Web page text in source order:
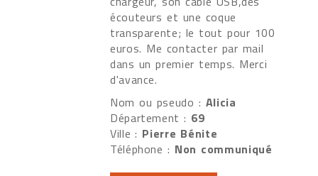
écouteurs et une coque
transparente; le tout pour 100
euros. Me contacter par mail
dans un premier temps. Merci
d'avance.
Nom ou pseudo : Alicia
Département : 69
Ville : Pierre Bénite
Téléphone : Non communiqué